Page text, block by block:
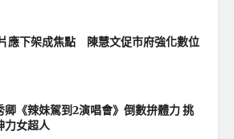
應下架成焦點 陳慧文促市府強化數位
卿《辣妹駕到2演唱會》倒數拚體力 挑
力女超人